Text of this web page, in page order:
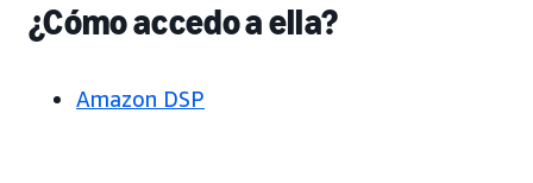
¿Cómo accedo a ella?
Amazon DSP